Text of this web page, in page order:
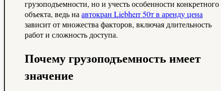
грузоподъемности, но и учесть особенности конкретного
объекта, ведь на автокран Liebherr 50т в аренду цена
зависит от множества факторов, включая длительность
работ и сложность доступа.
Почему грузоподъемность имеет
значение